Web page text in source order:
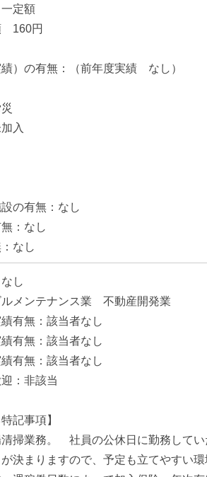
定額
160円
）の有無：（前年度実績 なし）
入
の有無：なし
：なし
なし
し
ルメンテナンス業 不動産開発業
有無：該当者なし
有無：該当者なし
有無：該当者なし
：非該当
記事項】
清掃業務。 社員の公休日に勤務して
決まりますので、予定も立てやすい